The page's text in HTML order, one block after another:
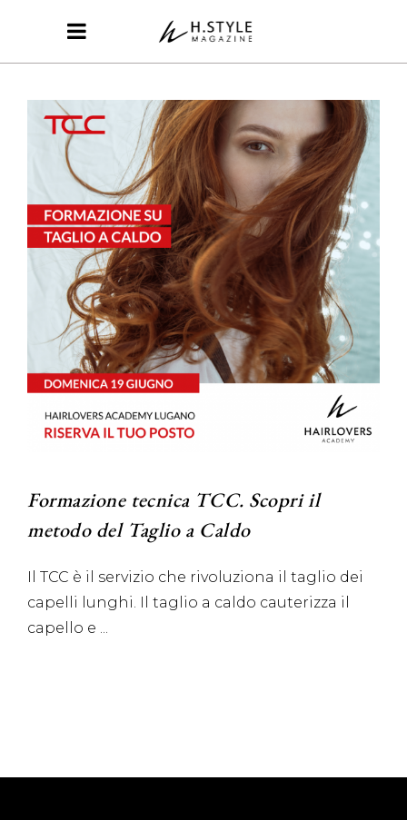
Formazione tecnica TCC. Scopri il
metodo del Taglio a Caldo
Il TCC è il servizio che rivoluziona il taglio dei
capelli lunghi. Il taglio a caldo cauterizza il
capello e